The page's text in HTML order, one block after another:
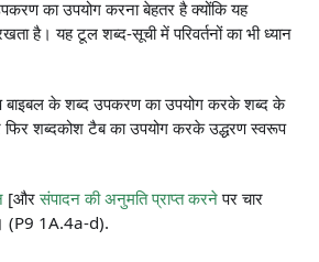
का उपयोग करना बेहतर है क्योंकि यह
है। यह टूल शब्द-सूची में परिवर्तनों का भी ध्यान
के शब्द उपकरण का उपयोग करके शब्द के
शब्दकोश टैब का उपयोग करके उद्धरण स्वरूप
[औरसंपादन की अनुमति प्राप्त करनेपर चार
(P9 1A.4a-d).